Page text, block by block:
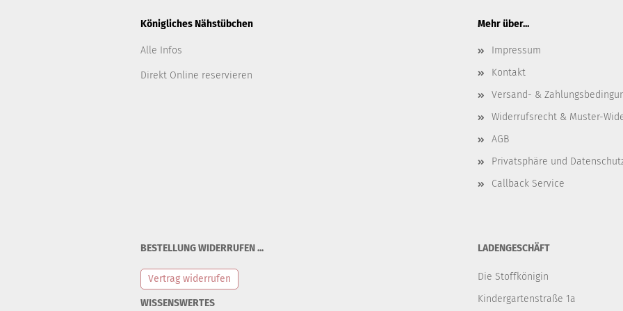
Königliches Nähstübchen
Alle Infos
Direkt Online reservieren
Mehr über...
Impressum
Kontakt
Versand- &
Widerrufsrecht & Muster-
AGB
Privatsphäre und
Callback Service
BESTELLUNG WIDERRUFEN ...
Vertrag widerrufen
WISSENSWERTES
LADENGESCHÄFT
Die Stoffkönigin
Kindergartenstraße 1a